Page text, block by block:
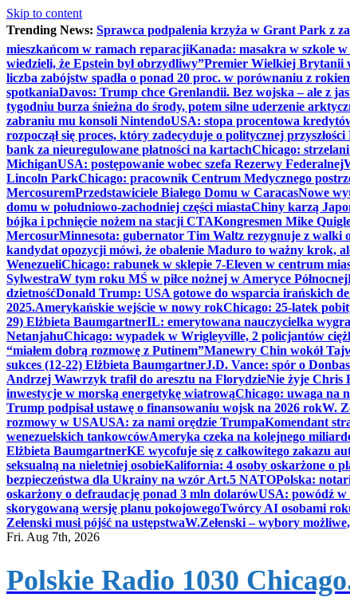
Skip to content
Trending News: Sprawca podpalenia krzyża w Grant Park z
mieszkańcom w ramach reparacjiKanada: masakra w szkole
wiedzieli, że Epstein był obrzydliwy”Premier Wielkiej Brytanii
liczba zabójstw spadła o ponad 20 proc. w porównaniu z
spotkaniaDavos: Trump chce Grenlandii. Bez wojska – ale z
tygodniu burza śnieżna do środy, potem silne uderzenie
zabraniu mu konsoli NintendoUSA: stopa procentowa
rozpoczął się proces, który zadecyduje o politycznej
bank za nieuregulowane płatności na kartachChicago:
MichiganUSA: postępowanie wobec szefa Rezerwy Federalnej
Lincoln ParkChicago: pracownik Centrum Medycznego
MercosuremPrzedstawiciele Białego Domu w CaracasNowe
domu w południowo-zachodniej części miastaChiny karzą
bójka i pchnięcie nożem na stacji CTAKongresmen Mike
MercosurMinnesota: gubernator Tim Waltz rezygnuje z walki
kandydat opozycji mówi, że obalenie Maduro to ważny krok,
WenezueliChicago: rabunek w sklepie 7-Eleven w centrum
SylwestraW tym roku MŚ w piłce nożnej w Ameryce Północnej
dzietnośćDonald Trump: USA gotowe do wsparcia irańskich
2025.Amerykańskie wejście w nowy rokChicago: 25-latek
29) Elżbieta BaumgartnerIL: emerytowana nauczycielka
NetanjahuChicago: wypadek w Wrigleyville, 2 policjantów
“miałem dobrą rozmowę z Putinem”Manewry Chin wokół
sukces (12-22) Elżbieta BaumgartnerJ.D. Vance: spór o
Andrzej Wawrzyk trafił do aresztu na FlorydzieNie żyje Chris
inwestycje w morską energetykę wiatrowąChicago: uwaga na
Trump podpisał ustawę o finansowaniu wojsk na 2026 rokW.
rozmowy w USAUSA: za nami orędzie TrumpaKomendant
wenezuelskich tankowcówAmeryka czeka na kolejnego
Elżbieta BaumgartnerKE wycofuje się z całkowitego zakazu
seksualną na nieletniej osobieKalifornia: 4 osoby oskarżone o
bezpieczeństwa dla Ukrainy na wzór Art.5 NATOPolska:
oskarżony o defraudację ponad 3 mln dolarówUSA: powódź w
skorygowaną wersję planu pokojowegoTwórcy AI osobami
Zełenski musi pójść na ustępstwaW.Zełenski – wybory
Fri. Aug 7th, 2026
Polskie Radio 1030